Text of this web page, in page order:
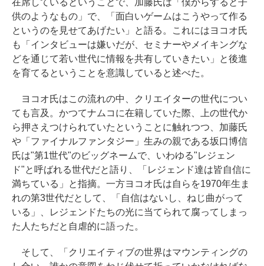
在席しているということで、加藤氏は「僕からすると子
供のようなもの」で、「面白いゲームはこうやって作る
というのを見せてあげたい」と語る。これにはヨコオ氏
も「インタビューは嫌いだが、セミナーやメイキングな
どを通じて若い世代に情報を共有していきたい」と後進
を育てるということを意識していると述べた。
ヨコオ氏はこの流れの中、クリエイターの世代につい
ても言及。かつてナムコに在籍していた際、上の世代か
ら押さえつけられていたということに触れつつ、加藤氏
や「ファイナルファンタジー」生みの親である坂口博信
氏は"第1世代"のビッグネームで、いわゆる"レジェン
ド"と呼ばれる世代だと語り、「レジェンド達は皆自信に
満ちている」と指摘。一方ヨコオ氏は自らを1970年生ま
れの第3世代だとして、「自信はないし、ねじ曲がって
いる」、レジェンドたちの光に当てられて腐ってしまっ
た人たちだと自虐的に語った。
そして、「クリエイティブの世界はマウンティングの